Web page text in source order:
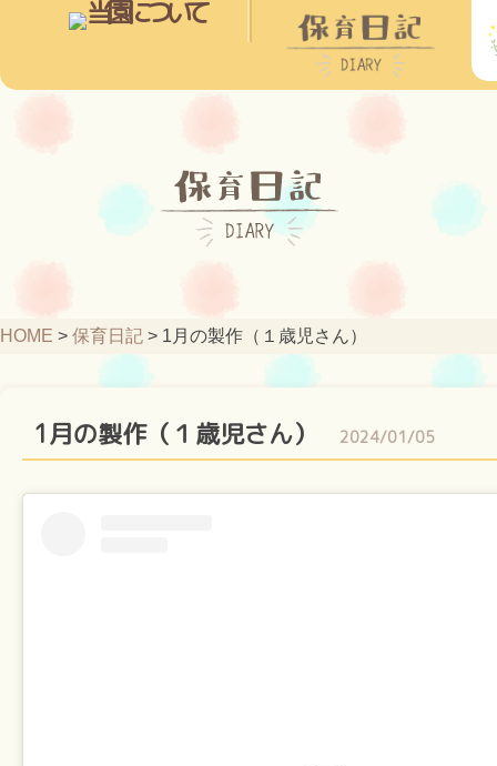
HOME > 保育日記 > 1月の製作（１歳児さん）
1月の製作（１歳児さん） 2024/01/05